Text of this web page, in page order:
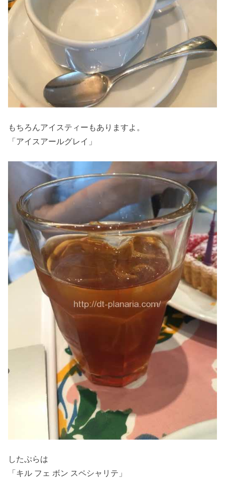
もちろんアイスティーもありますよ。
「アイスアールグレイ」
したぷらは
「キル フェ ボン スペシャリテ」